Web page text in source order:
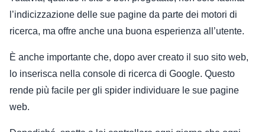
l’indicizzazione delle sue pagine da parte dei motori di
ricerca, ma offre anche una buona esperienza all’utente.
È anche importante che, dopo aver creato il suo sito web,
lo inserisca nella console di ricerca di Google. Questo
rende più facile per gli spider individuare le sue pagine
web.